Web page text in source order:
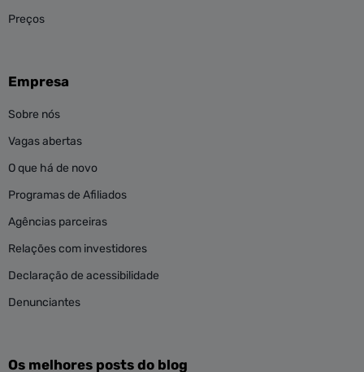
Preços
Empresa
Sobre nós
Vagas abertas
O que há de novo
Programas de Afiliados
Agências parceiras
Relações com investidores
Declaração de acessibilidade
Denunciantes
Os melhores posts do blog